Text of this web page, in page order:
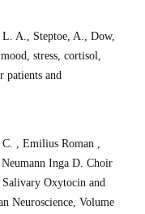
A., Steptoe, A., Dow,
stress, cortisol,
patients and
, Emilius Roman ,
Inga D. Choir
Oxytocin and
Neuroscience, Volume